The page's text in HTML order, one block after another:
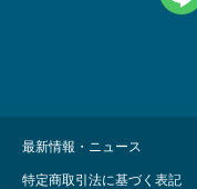
最新情報・ニュース
特定商取引法に基づく表記